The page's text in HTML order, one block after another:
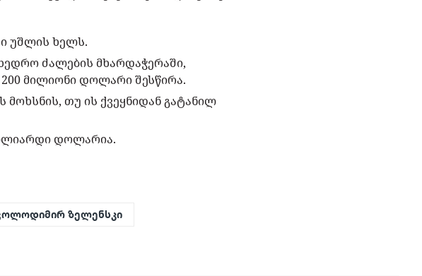
უშლის ხელს.
ძალების მხარდაჭერაში,
მილიონი დოლარი შესწირა.
მოხსნის, თუ ის ქვეყნიდან გატანილ
დოლარია.
ზელენსკი